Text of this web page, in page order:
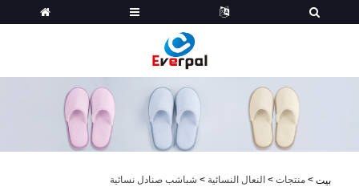
بيت > منتجات > النعال النسائية > شباشب صنادل نسائية